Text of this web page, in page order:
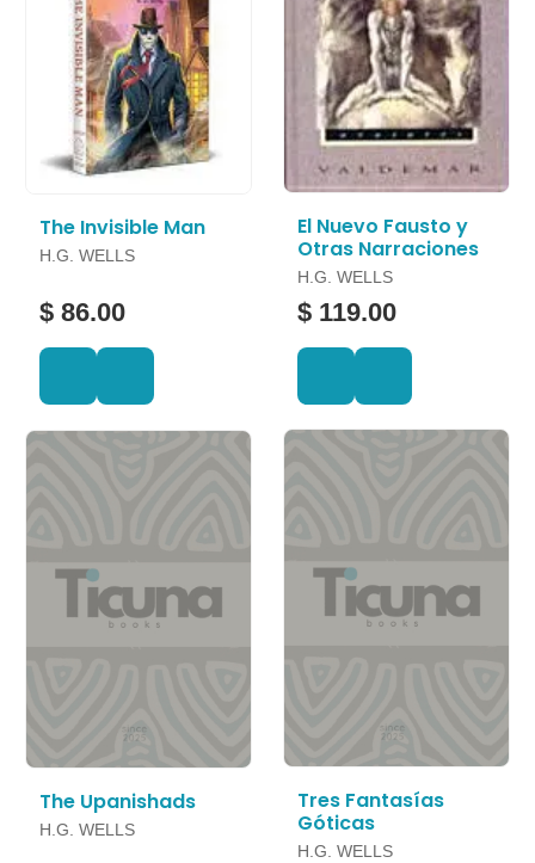
The Invisible Man
H.G. WELLS
$ 86.00
El Nuevo Fausto y
Otras Narraciones
H.G. WELLS
$ 119.00
The Upanishads
H.G. WELLS
Tres Fantasías
Góticas
H.G. WELLS